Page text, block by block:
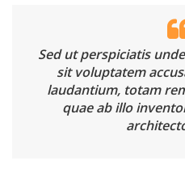
Sed ut perspiciatis
sit voluptatem
laudantium, totam
quae ab illo